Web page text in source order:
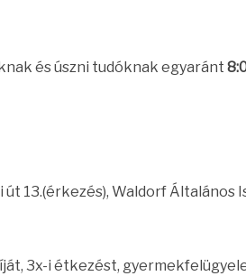
és úszni tudóknak egyaránt
út 13.(érkezés), Waldorf Általános
3x-i étkezést,